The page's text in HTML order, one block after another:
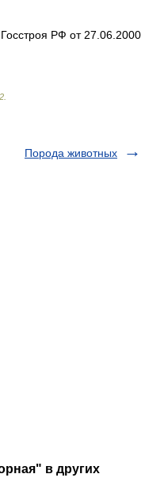
РФ от 27.06.2000
Порода животных
в других